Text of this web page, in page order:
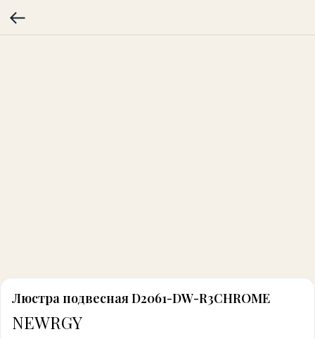
Люстра подвесная D2061-DW-R3CHROME
NEWRGY